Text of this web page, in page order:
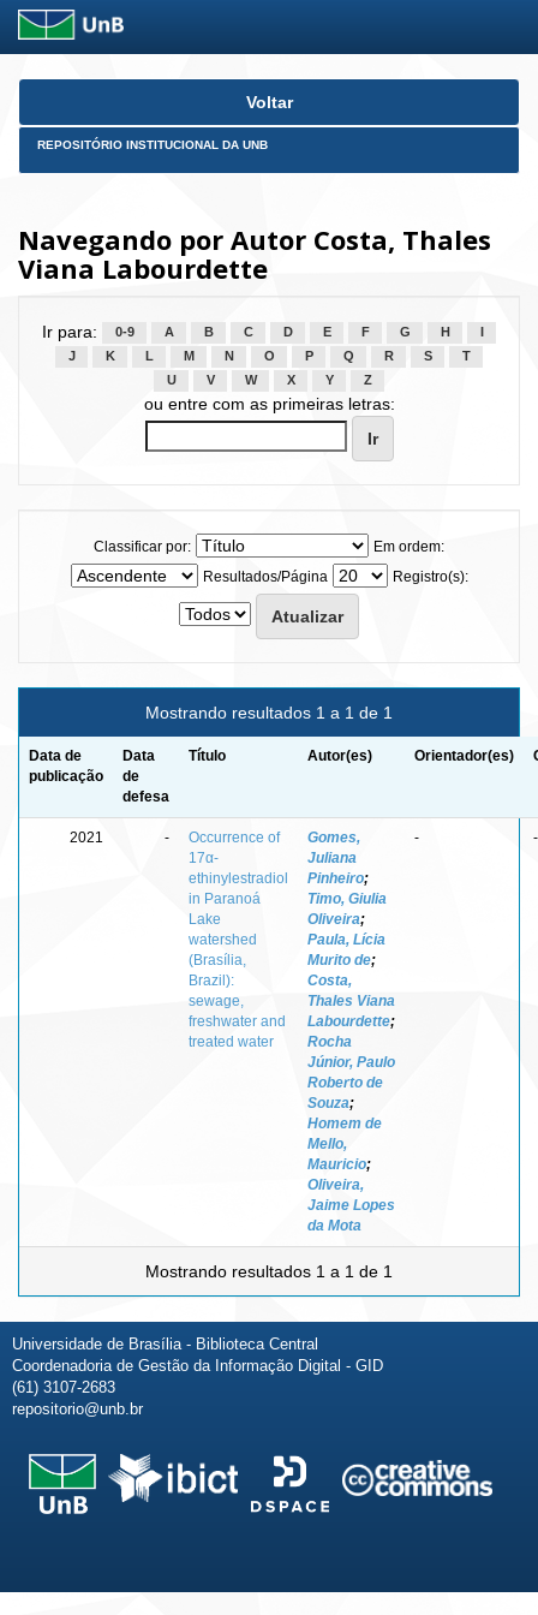
Skip
Voltar
REPOSITÓRIO INSTITUCIONAL DA UNB
Navegando por Autor Costa, Thales
Viana Labourdette
Ir para: 0-9 A B C D E F G H
J
K L M N O P Q R S
T
U
V W X Y Z
ou entre com as primeiras letras:
Classificar por:
Em ordem:
Resultados/Página
Registro(s):
Mostrando resultados 1 a 1 de 1
Data de
publicação
Data
de
defesa
Título Autor(es) Orientador(es)
2021 -
Occurrence of
17α-
ethinylestradiol
in Paranoá
Lake
watershed
(Brasília,
Brazil):
sewage,
freshwater and
treated water
Gomes,
Juliana
Pinheiro;
Timo, Giulia
Oliveira;
Paula, Lícia
Murito de;
Costa,
Thales Viana
Labourdette;
Rocha
Júnior, Paulo
Roberto de
Souza;
Homem de
Mello,
Mauricio;
Oliveira,
Jaime Lopes
da Mota
- -
Mostrando resultados 1 a 1 de 1
Universidade de Brasília - Biblioteca Central
Coordenadoria de Gestão da Informação Digital - GID
(61) 3107-2683
repositorio@unb.br